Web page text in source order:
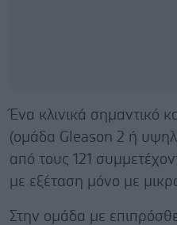
Ένα κλινικά σημαντικό
(ομάδα Gleason 2 ή
από τους 121
με εξέταση μόνο με
Στην ομάδα με